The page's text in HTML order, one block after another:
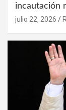
incautación
julio 22, 2026